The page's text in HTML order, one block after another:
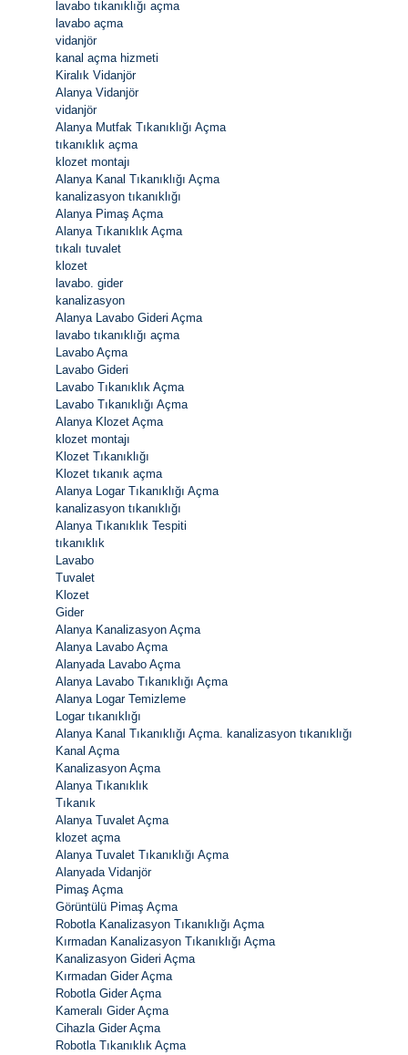
lavabo tıkanıklığı açma
lavabo açma
vidanjör
kanal açma hizmeti
Kiralık Vidanjör
Alanya Vidanjör
vidanjör
Alanya Mutfak Tıkanıklığı Açma
tıkanıklık açma
klozet montajı
Alanya Kanal Tıkanıklığı Açma
kanalizasyon tıkanıklığı
Alanya Pimaş Açma
Alanya Tıkanıklık Açma
tıkalı tuvalet
klozet
lavabo. gider
kanalizasyon
Alanya Lavabo Gideri Açma
lavabo tıkanıklığı açma
Lavabo Açma
Lavabo Gideri
Lavabo Tıkanıklık Açma
Lavabo Tıkanıklığı Açma
Alanya Klozet Açma
klozet montajı
Klozet Tıkanıklığı
Klozet tıkanık açma
Alanya Logar Tıkanıklığı Açma
kanalizasyon tıkanıklığı
Alanya Tıkanıklık Tespiti
tıkanıklık
Lavabo
Tuvalet
Klozet
Gider
Alanya Kanalizasyon Açma
Alanya Lavabo Açma
Alanyada Lavabo Açma
Alanya Lavabo Tıkanıklığı Açma
Alanya Logar Temizleme
Logar tıkanıklığı
Alanya Kanal Tıkanıklığı Açma. kanalizasyon tıkanıklığı
Kanal Açma
Kanalizasyon Açma
Alanya Tıkanıklık
Tıkanık
Alanya Tuvalet Açma
klozet açma
Alanya Tuvalet Tıkanıklığı Açma
Alanyada Vidanjör
Pimaş Açma
Görüntülü Pimaş Açma
Robotla Kanalizasyon Tıkanıklığı Açma
Kırmadan Kanalizasyon Tıkanıklığı Açma
Kanalizasyon Gideri Açma
Kırmadan Gider Açma
Robotla Gider Açma
Kameralı Gider Açma
Cihazla Gider Açma
Robotla Tıkanıklık Açma